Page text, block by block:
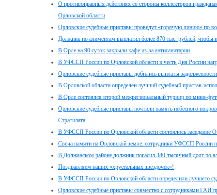
О противоправных действиях со стороны коллекторов
Орловской области
Орловские судебные приставы проведут «горячую линию» по
Должник по алиментам выплатил более 870 тыс. рублей, чтобы
В Орле на 90 суток закрыли кафе из-за антисанитарии
В УФССП России по Орловской области в честь Дня России
Орловские судебные приставы добились выплаты
В Орловской области определен лучший судебный пристав-
В Орле состоялся второй межрегиональный турнир по мини-
Орловские судебные приставы почтили память небесного
Стратилата
В УФССП России по Орловской области состоялось заседание
Свеча памяти на Орловской земле: сотрудники УФССП России
В Должанском районе должник погасил 380-тысячный долг по
Поздравляем наших «хрустальных звездочек»!
В УФССП России по Орловской области определили лучшего
Орловские судебные приставы совместно с сотрудниками ГАИ